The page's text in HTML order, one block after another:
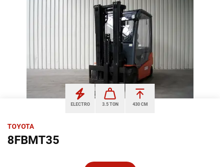
ELECTRO 3.5 TON 430 CM
TOYOTA
8FBMT35